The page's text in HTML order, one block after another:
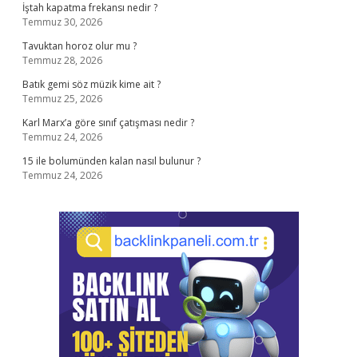
İştah kapatma frekansı nedir ?
Temmuz 30, 2026
Tavuktan horoz olur mu ?
Temmuz 28, 2026
Batık gemi söz müzik kime ait ?
Temmuz 25, 2026
Karl Marx’a göre sınıf çatışması nedir ?
Temmuz 24, 2026
15 ile bolumünden kalan nasıl bulunur ?
Temmuz 24, 2026